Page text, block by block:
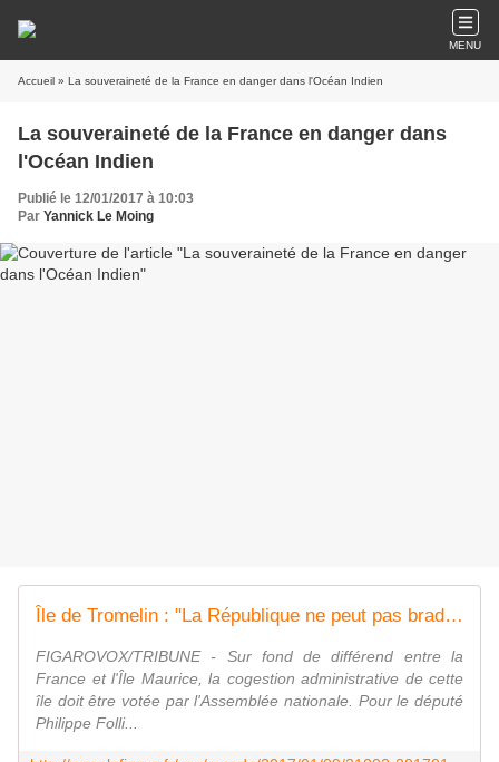
MENU
Accueil » La souveraineté de la France en danger dans l'Océan Indien
La souveraineté de la France en danger dans
l'Océan Indien
Publié le 12/01/2017 à 10:03
Par Yannick Le Moing
Île de Tromelin : "La République ne peut pas brader ainsi sa souveraineté !"
FIGAROVOX/TRIBUNE - Sur fond de différend entre la
France et l'Île Maurice, la cogestion administrative de cette
île doit être votée par l'Assemblée nationale. Pour le député
Philippe Folli...